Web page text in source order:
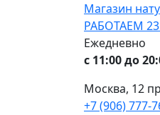
Магазин
РАБОТАЕМ
Ежедневно
с 11:00 до
Москва, 12
+7 (906) 777-